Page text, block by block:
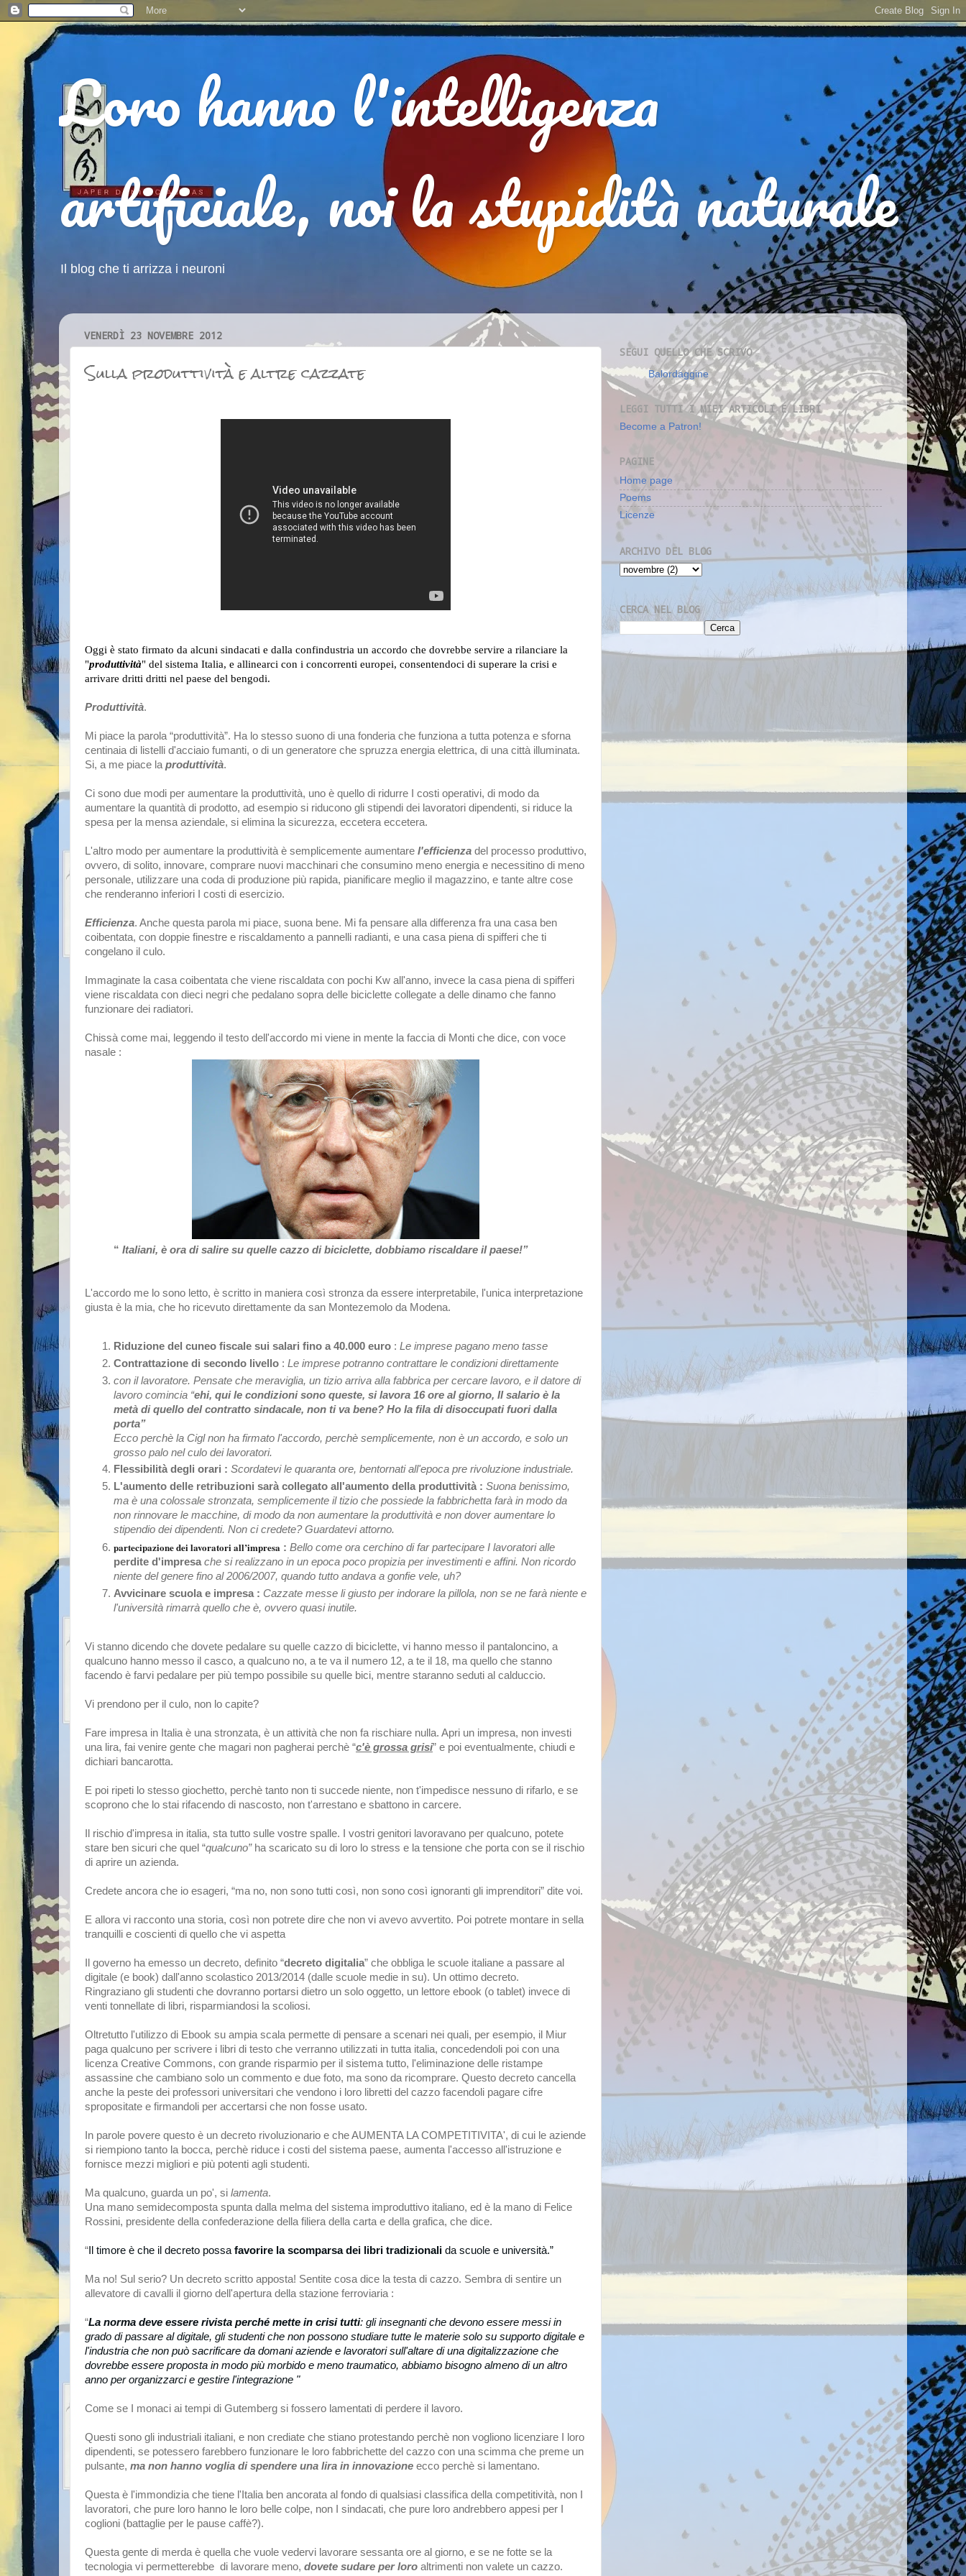
Loro hanno l'intelligenza
artificiale, noi la stupidità naturale
Il blog che ti arrizza i neuroni
VENERDÌ 23 NOVEMBRE 2012
Sulla produttività e altre cazzate
Oggi è stato firmato da alcuni sindacati e dalla confindustria un accordo che dovrebbe servire a rilanciare la
"produttività" del sistema Italia, e allinearci con i concorrenti europei, consentendoci di superare la crisi e
arrivare dritti dritti nel paese del bengodi.
Produttività.
Mi piace la parola “produttività”. Ha lo stesso suono di una fonderia che funziona a tutta potenza e sforna
centinaia di listelli d'acciaio fumanti, o di un generatore che spruzza energia elettrica, di una città illuminata.
Si, a me piace la produttività.
Ci sono due modi per aumentare la produttività, uno è quello di ridurre I costi operativi, di modo da
aumentare la quantità di prodotto, ad esempio si riducono gli stipendi dei lavoratori dipendenti, si riduce la
spesa per la mensa aziendale, si elimina la sicurezza, eccetera eccetera.
L'altro modo per aumentare la produttività è semplicemente aumentare l'efficienza del processo produttivo,
ovvero, di solito, innovare, comprare nuovi macchinari che consumino meno energia e necessitino di meno
personale, utilizzare una coda di produzione più rapida, pianificare meglio il magazzino, e tante altre cose
che renderanno inferiori I costi di esercizio.
Efficienza. Anche questa parola mi piace, suona bene. Mi fa pensare alla differenza fra una casa ben
coibentata, con doppie finestre e riscaldamento a pannelli radianti, e una casa piena di spifferi che ti
congelano il culo.
Immaginate la casa coibentata che viene riscaldata con pochi Kw all'anno, invece la casa piena di spifferi
viene riscaldata con dieci negri che pedalano sopra delle biciclette collegate a delle dinamo che fanno
funzionare dei radiatori.
Chissà come mai, leggendo il testo dell'accordo mi viene in mente la faccia di Monti che dice, con voce
nasale :
“ Italiani, è ora di salire su quelle cazzo di biciclette, dobbiamo riscaldare il paese!”
L'accordo me lo sono letto, è scritto in maniera così stronza da essere interpretabile, l'unica interpretazione
giusta è la mia, che ho ricevuto direttamente da san Montezemolo da Modena.
Riduzione del cuneo fiscale sui salari fino a 40.000 euro : Le imprese pagano meno tasse
Contrattazione di secondo livello : Le imprese potranno contrattare le condizioni direttamente
con il lavoratore. Pensate che meraviglia, un tizio arriva alla fabbrica per cercare lavoro, e il datore di
lavoro comincia “ehi, qui le condizioni sono queste, si lavora 16 ore al giorno, Il salario è la
metà di quello del contratto sindacale, non ti va bene? Ho la fila di disoccupati fuori dalla
porta”
Ecco perchè la Cigl non ha firmato l'accordo, perchè semplicemente, non è un accordo, e solo un
grosso palo nel culo dei lavoratori.
Flessibilità degli orari : Scordatevi le quaranta ore, bentornati all'epoca pre rivoluzione industriale.
L'aumento delle retribuzioni sarà collegato all'aumento della produttività : Suona benissimo,
ma è una colossale stronzata, semplicemente il tizio che possiede la fabbrichetta farà in modo da
non rinnovare le macchine, di modo da non aumentare la produttività e non dover aumentare lo
stipendio dei dipendenti. Non ci credete? Guardatevi attorno.
partecipazione dei lavoratori all’impresa : Bello come ora cerchino di far partecipare I lavoratori alle
perdite d'impresa che si realizzano in un epoca poco propizia per investimenti e affini. Non ricordo
niente del genere fino al 2006/2007, quando tutto andava a gonfie vele, uh?
Avvicinare scuola e impresa : Cazzate messe li giusto per indorare la pillola, non se ne farà niente e
l'università rimarrà quello che è, ovvero quasi inutile.
Vi stanno dicendo che dovete pedalare su quelle cazzo di biciclette, vi hanno messo il pantaloncino, a
qualcuno hanno messo il casco, a qualcuno no, a te va il numero 12, a te il 18, ma quello che stanno
facendo è farvi pedalare per più tempo possibile su quelle bici, mentre staranno seduti al calduccio.
Vi prendono per il culo, non lo capite?
Fare impresa in Italia è una stronzata, è un attività che non fa rischiare nulla. Apri un impresa, non investi
una lira, fai venire gente che magari non pagherai perchè “c'è grossa grisi” e poi eventualmente, chiudi e
dichiari bancarotta.
E poi ripeti lo stesso giochetto, perchè tanto non ti succede niente, non t'impedisce nessuno di rifarlo, e se
scoprono che lo stai rifacendo di nascosto, non t'arrestano e sbattono in carcere.
Il rischio d'impresa in italia, sta tutto sulle vostre spalle. I vostri genitori lavoravano per qualcuno, potete
stare ben sicuri che quel “qualcuno” ha scaricato su di loro lo stress e la tensione che porta con se il rischio
di aprire un azienda.
Credete ancora che io esageri, “ma no, non sono tutti così, non sono così ignoranti gli imprenditori” dite voi.
E allora vi racconto una storia, così non potrete dire che non vi avevo avvertito. Poi potrete montare in sella
tranquilli e coscienti di quello che vi aspetta
Il governo ha emesso un decreto, definito “decreto digitalia” che obbliga le scuole italiane a passare al
digitale (e book) dall'anno scolastico 2013/2014 (dalle scuole medie in su). Un ottimo decreto.
Ringraziano gli studenti che dovranno portarsi dietro un solo oggetto, un lettore ebook (o tablet) invece di
venti tonnellate di libri, risparmiandosi la scoliosi.
Oltretutto l'utilizzo di Ebook su ampia scala permette di pensare a scenari nei quali, per esempio, il Miur
paga qualcuno per scrivere i libri di testo che verranno utilizzati in tutta italia, concedendoli poi con una
licenza Creative Commons, con grande risparmio per il sistema tutto, l'eliminazione delle ristampe
assassine che cambiano solo un commento e due foto, ma sono da ricomprare. Questo decreto cancella
anche la peste dei professori universitari che vendono i loro libretti del cazzo facendoli pagare cifre
spropositate e firmandoli per accertarsi che non fosse usato.
In parole povere questo è un decreto rivoluzionario e che AUMENTA LA COMPETITIVITA', di cui le aziende
si riempiono tanto la bocca, perchè riduce i costi del sistema paese, aumenta l'accesso all'istruzione e
fornisce mezzi migliori e più potenti agli studenti.
Ma qualcuno, guarda un po', si lamenta.
Una mano semidecomposta spunta dalla melma del sistema improduttivo italiano, ed è la mano di Felice
Rossini, presidente della confederazione della filiera della carta e della grafica, che dice.
“ Il timore è che il decreto possafavorire la scomparsa dei libri tradizionali da scuole e università.”
Ma no! Sul serio? Un decreto scritto apposta! Sentite cosa dice la testa di cazzo. Sembra di sentire un
allevatore di cavalli il giorno dell'apertura della stazione ferroviaria :
“La norma deve essere rivista perché mette in crisi tutti: gli insegnanti che devono essere messi in
grado di passare al digitale, gli studenti che non possono studiare tutte le materie solo su supporto digitale e
l'industria che non può sacrificare da domani aziende e lavoratori sull'altare di una digitalizzazione che
dovrebbe essere proposta in modo più morbido e meno traumatico, abbiamo bisogno almeno di un altro
anno per organizzarci e gestire l'integrazione "
Come se I monaci ai tempi di Gutemberg si fossero lamentati di perdere il lavoro.
Questi sono gli industriali italiani, e non crediate che stiano protestando perchè non vogliono licenziare I loro
dipendenti, se potessero farebbero funzionare le loro fabbrichette del cazzo con una scimma che preme un
pulsante, ma non hanno voglia di spendere una lira in innovazione ecco perchè si lamentano.
Questa è l'immondizia che tiene l'Italia ben ancorata al fondo di qualsiasi classifica della competitività, non I
lavoratori, che pure loro hanno le loro belle colpe, non I sindacati, che pure loro andrebbero appesi per I
coglioni (battaglie per le pause caffè?).
Questa gente di merda è quella che vuole vedervi lavorare sessanta ore al giorno, e se ne fotte se la
tecnologia vi permetterebbe di lavorare meno, dovete sudare per loro altrimenti non valete un cazzo.
SEGUI QUELLO CHE SCRIVO
Balordaggine
LEGGI TUTTI I MIEI ARTICOLI E LIBRI
Become a Patron!
PAGINE
Home page
Poems
Licenze
ARCHIVO DEL BLOG
CERCA NEL BLOG